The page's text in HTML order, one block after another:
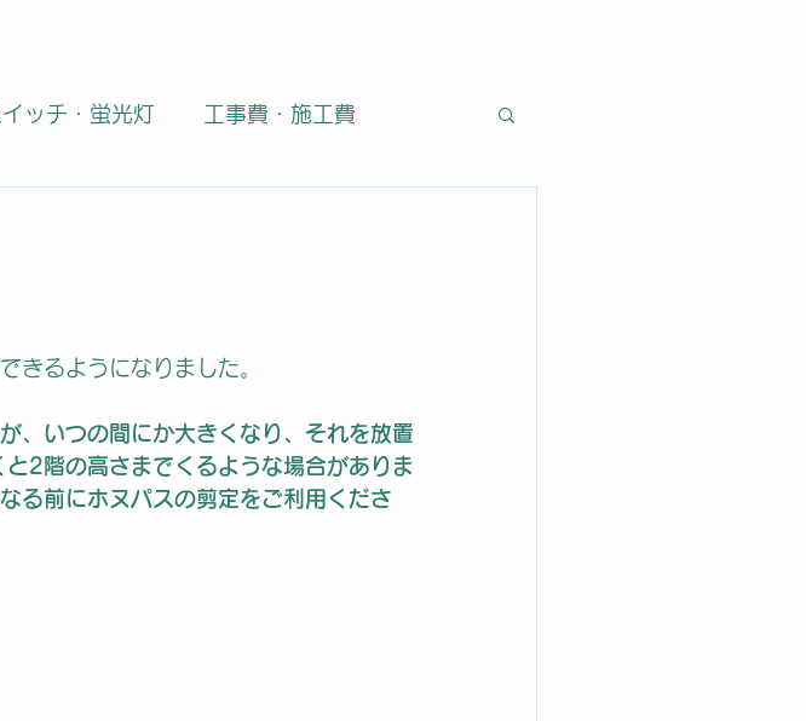
イッチ・蛍光灯 工事費・施工費
大理石 天然石
きるようになりました。
、いつの間にか大きくなり、それを放置
2階の高さまでくるような場合がありま
る前にホヌパスの剪定をご利用くださ